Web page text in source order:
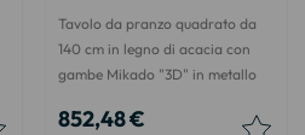
Tavolo da pranzo quadrato da
140 cm in legno di acacia con
gambe Mikado "3D" in metallo
852,48 €